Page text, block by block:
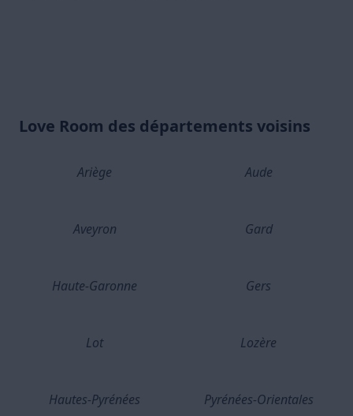
Love Room des départements voisins
Ariège Aude
Aveyron Gard
Haute-Garonne Gers
Lot Lozère
Hautes-Pyrénées Pyrénées-Orientales